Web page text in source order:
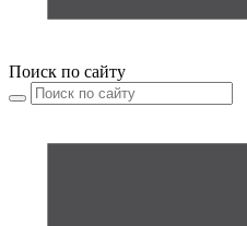
Поиск по сайту